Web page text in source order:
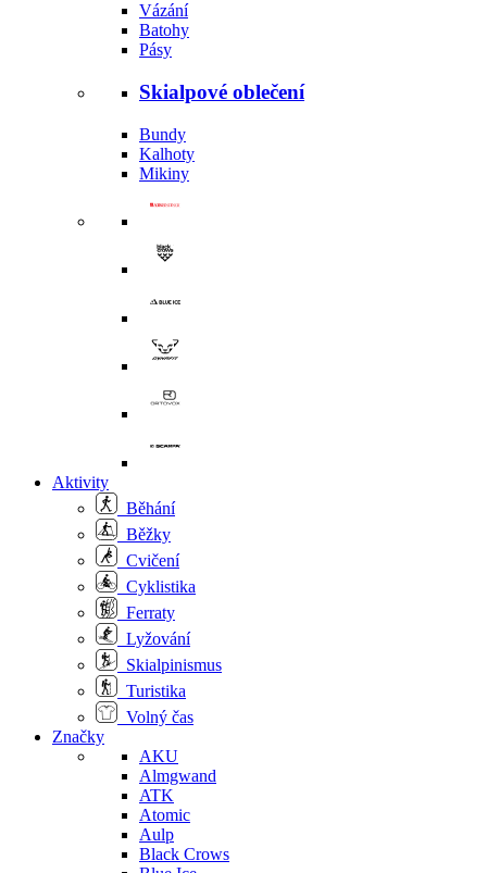
Vázání
Batohy
Pásy
Skialpové oblečení
Bundy
Kalhoty
Mikiny
Aktivity
Běhání
Běžky
Cvičení
Cyklistika
Ferraty
Lyžování
Skialpinismus
Turistika
Volný čas
Značky
AKU
Almgwand
ATK
Atomic
Aulp
Black Crows